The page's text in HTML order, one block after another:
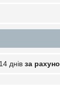
днів за